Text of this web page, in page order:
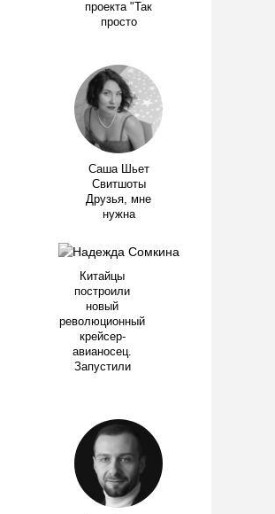
проекта "Так
просто
Саша Шьет
Свитшоты
Друзья, мне
нужна
Китайцы
построили
новый
революционный
крейсер-
авианосец.
Запустили